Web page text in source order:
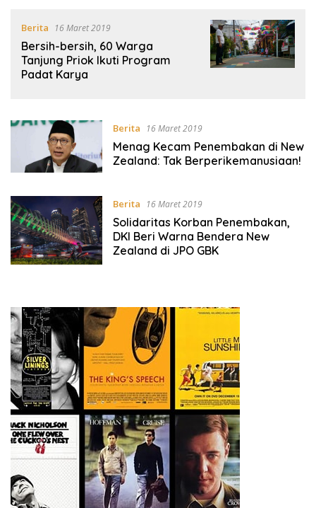
Berita 16 Maret 2019
Bersih-bersih, 60 Warga
Tanjung Priok Ikuti Program
Padat Karya
Berita 16 Maret 2019
Menag Kecam Penembakan di New
Zealand: Tak Berperikemanusiaan!
Berita 16 Maret 2019
Solidaritas Korban Penembakan,
DKI Beri Warna Bendera New
Zealand di JPO GBK